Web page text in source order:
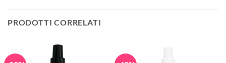
PRODOTTI CORRELATI